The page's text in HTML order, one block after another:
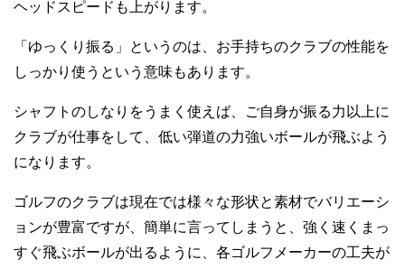
ヘッドスピードも上がります。
「ゆっくり振る」というのは、お手持ちのクラブの性能を
しっかり使うという意味もあります。
シャフトのしなりをうまく使えば、ご自身が振る力以上に
クラブが仕事をして、低い弾道の力強いボールが飛ぶよう
になります。
ゴルフのクラブは現在では様々な形状と素材でバリエーシ
ョンが豊富ですが、簡単に言ってしまうと、強く速くまっ
すぐ飛ぶボールが出るように、各ゴルフメーカーの工夫が